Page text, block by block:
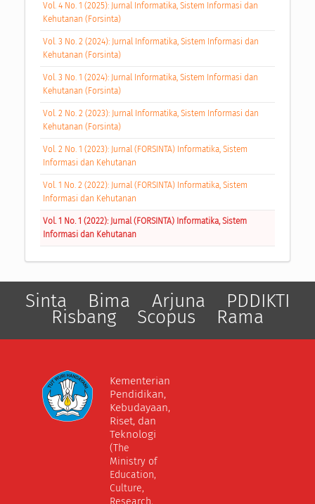
Vol. 4 No. 1 (2025): Jurnal Informatika, Sistem Informasi dan
Kehutanan (Forsinta)
Vol. 3 No. 2 (2024): Jurnal Informatika, Sistem Informasi dan
Kehutanan (Forsinta)
Vol. 3 No. 1 (2024): Jurnal Informatika, Sistem Informasi dan
Kehutanan (Forsinta)
Vol. 2 No. 2 (2023): Jurnal Informatika, Sistem Informasi dan
Kehutanan (Forsinta)
Vol. 2 No. 1 (2023): Jurnal (FORSINTA) Informatika, Sistem
Informasi dan Kehutanan
Vol. 1 No. 2 (2022): Jurnal (FORSINTA) Informatika, Sistem
Informasi dan Kehutanan
Vol. 1 No. 1 (2022): Jurnal (FORSINTA) Informatika, Sistem
Informasi dan Kehutanan
Sinta Bima Arjuna PDDIKTI
Risbang Scopus Rama
Kementerian
Pendidikan,
Kebudayaan,
Riset, dan
Teknologi
(The
Ministry of
Education,
Culture,